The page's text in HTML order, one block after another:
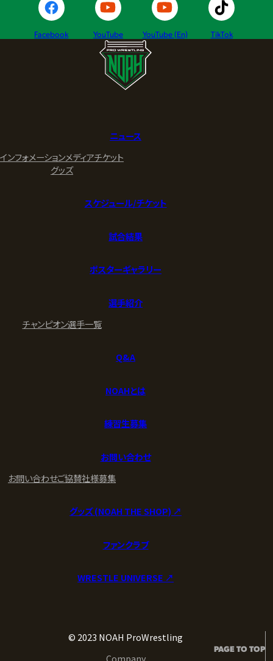
Facebook YouTube YouTube (En) TikTok
ニュース
インフォメーションメディアチケット
グッズ
スケジュール/チケット
試合結果
ポスターギャラリー
選手紹介
チャンピオン選手一覧
Q&A
NOAHとは
練習生募集
お問い合わせ
お問い合わせご協賛社様募集
グッズ (NOAH THE SHOP) ↗︎
ファンクラブ
WRESTLE UNIVERSE ↗︎
© 2023 NOAH ProWrestling
Company
PAGE TO TOP